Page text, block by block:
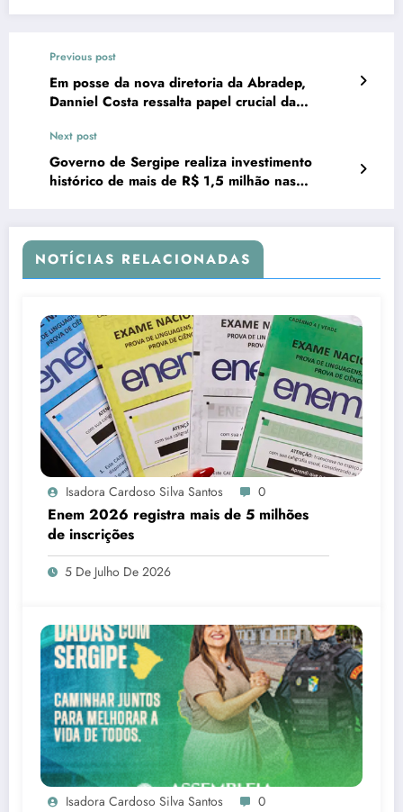
Previous post
Em posse da nova diretoria da Abradep,
Danniel Costa ressalta papel crucial da
Next post
Governo de Sergipe realiza investimento
histórico de mais de R$ 1,5 milhão nas
NOTÍCIAS RELACIONADAS
Isadora Cardoso Silva Santos 0
Enem 2026 registra mais de 5 milhões
de inscrições
5 De Julho De 2026
Isadora Cardoso Silva Santos 0